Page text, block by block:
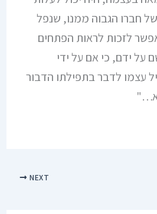
חברו הגבוה ממנו, שנפל
לזכות לראות הפתחים
על ידם, כי אם על ידי
עצמו לדבר בתפילתו הדבור
NEXT